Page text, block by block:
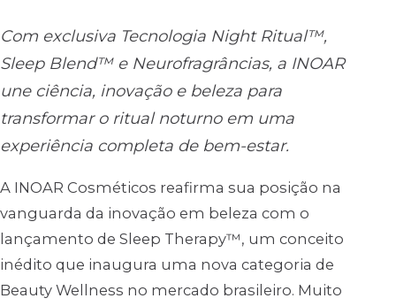
Com exclusiva Tecnologia Night Ritual™,
Sleep Blend™ e Neurofragrâncias, a INOAR
une ciência, inovação e beleza para
transformar o ritual noturno em uma
experiência completa de bem-estar.
A INOAR Cosméticos reafirma sua posição na
vanguarda da inovação em beleza com o
lançamento de Sleep Therapy™, um conceito
inédito que inaugura uma nova categoria de
Beauty Wellness no mercado brasileiro. Muito